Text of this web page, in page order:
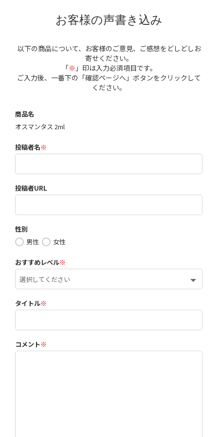
お客様の声書き込み
以下の商品について、お客様のご意見、ご感想をどしどしお
寄せください。
「※ 」印は入力必須項目です。
ご入力後、一番下の「確認ページへ」ボタンをクリックして
ください。
商品名
オスマンタス 2ml
投稿者名※
投稿者URL
性別
男性
女性
おすすめレベル※
タイトル※
コメント※